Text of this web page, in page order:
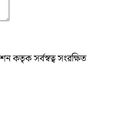
কতৃক সর্বস্বত্ব সংরক্ষিত